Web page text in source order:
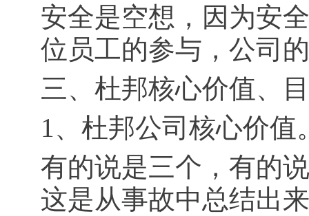
安全是空想，因为安
位员工的参与，公司
三、杜邦核心价值、
1、杜邦公司核心价值
有的说是三个，有的
这是从事故中总结出